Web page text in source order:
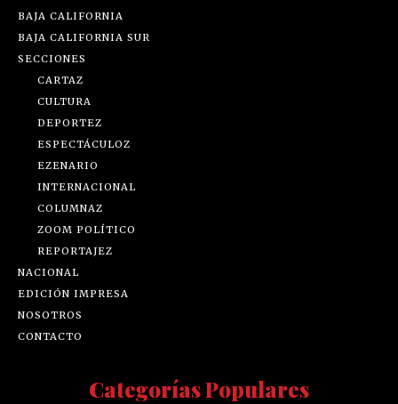
BAJA CALIFORNIA
BAJA CALIFORNIA SUR
SECCIONES
CARTAZ
CULTURA
DEPORTEZ
ESPECTÁCULOZ
EZENARIO
INTERNACIONAL
COLUMNAZ
ZOOM POLÍTICO
REPORTAJEZ
NACIONAL
EDICIÓN IMPRESA
NOSOTROS
CONTACTO
Categorías Populares